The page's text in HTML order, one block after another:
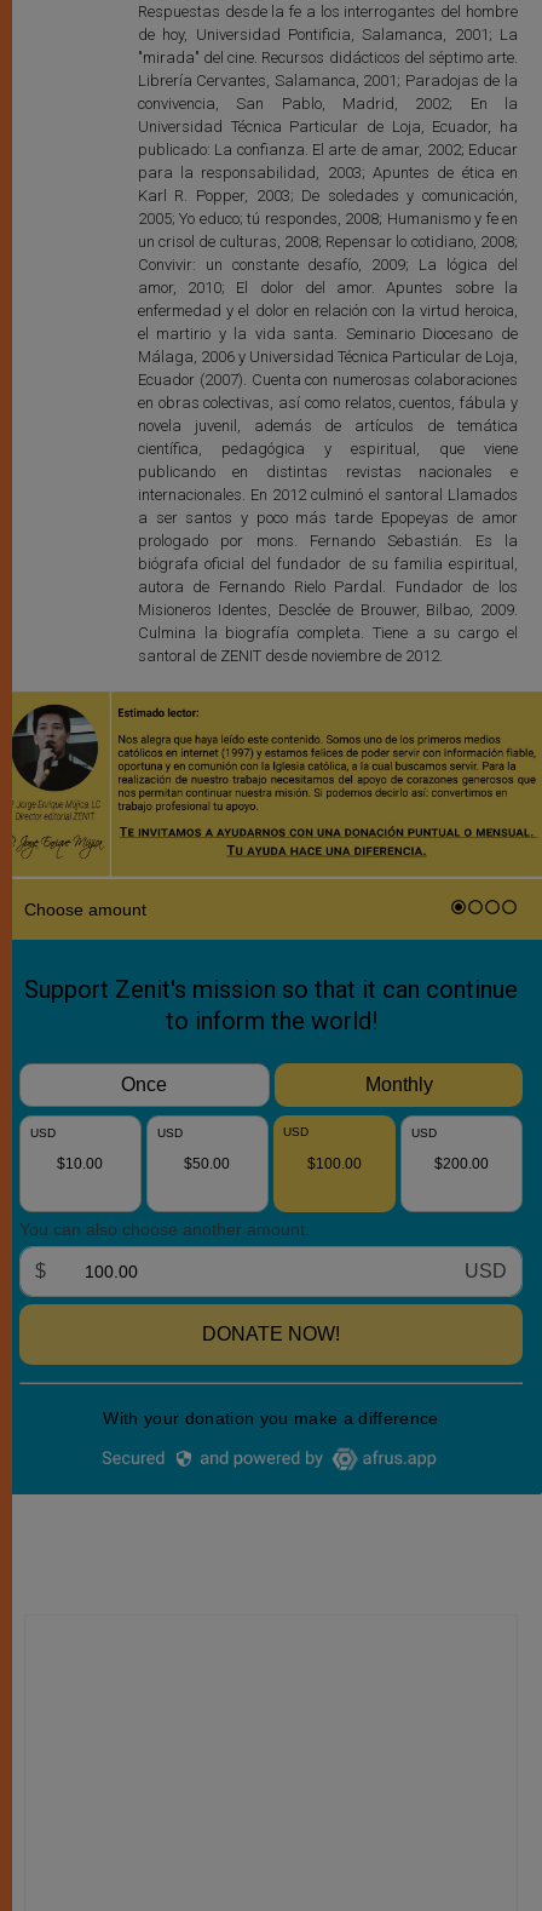
Respuestas desde la fe a los interrogantes del hombre
de hoy, Universidad Pontificia, Salamanca, 2001; La
"mirada" del cine. Recursos didácticos del séptimo arte.
Librería Cervantes, Salamanca, 2001; Paradojas de la
convivencia, San Pablo, Madrid, 2002; En la
Universidad Técnica Particular de Loja, Ecuador, ha
publicado: La confianza. El arte de amar, 2002; Educar
para la responsabilidad, 2003; Apuntes de ética en
Karl R. Popper, 2003; De soledades y comunicación,
2005; Yo educo; tú respondes, 2008; Humanismo y fe en
un crisol de culturas, 2008; Repensar lo cotidiano, 2008;
Convivir: un constante desafío, 2009; La lógica del
amor, 2010; El dolor del amor. Apuntes sobre la
enfermedad y el dolor en relación con la virtud heroica,
el martirio y la vida santa. Seminario Diocesano de
Málaga, 2006 y Universidad Técnica Particular de Loja,
Ecuador (2007). Cuenta con numerosas colaboraciones
en obras colectivas, así como relatos, cuentos, fábula y
novela juvenil, además de artículos de temática
científica, pedagógica y espiritual, que viene
publicando en distintas revistas nacionales e
internacionales. En 2012 culminó el santoral Llamados
a ser santos y poco más tarde Epopeyas de amor
prologado por mons. Fernando Sebastián. Es la
biógrafa oficial del fundador de su familia espiritual,
autora de Fernando Rielo Pardal. Fundador de los
Misioneros Identes, Desclée de Brouwer, Bilbao, 2009.
Culmina la biografía completa. Tiene a su cargo el
santoral de ZENIT desde noviembre de 2012.